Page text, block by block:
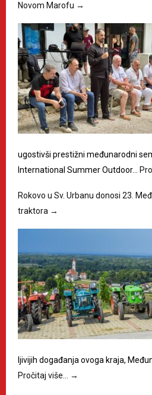
Novom Marofu →
ugostivši prestižni međunarodni
International Summer Outdoor…
Rokovo u Sv. Urbanu donosi 23.
traktora →
ljivijih događanja ovoga kraja,
Pročitaj više…
→